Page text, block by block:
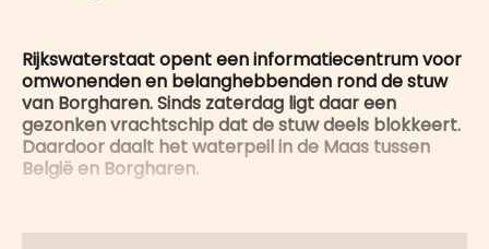
Rijkswaterstaat opent een informatiecentrum voor
omwonenden en belanghebbenden rond de stuw
van Borgharen. Sinds zaterdag ligt daar een
gezonken vrachtschip dat de stuw deels blokkeert.
Daardoor daalt het waterpeil in de Maas tussen
België en Borgharen.